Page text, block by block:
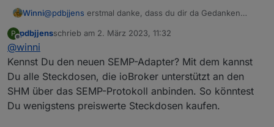
Winni@pdbjjens erstmal danke, dass du dir da Gedanken
Zwischenstecker aus dem Homemanager kommen. Ein
leisten, aber der von dir erwähnte konnte das leider
nicht, ist auch recht bald nicht weiter entwickelt worden.
Ich werde die vorhandenen Zwischenstecker Zug um
Zug durch andere ersetzen. Ich denke was anderes wird
mir garnicht übrig bleiben 😉.
P
Offline
pdbjjensschrieb am 2. März 2023, 11:32
zuletzt editiert von
@winni
Kennst Du den neuen SEMP-Adapter? Mit dem kannst
Du alle Steckdosen, die ioBroker unterstützt an den
SHM über das SEMP-Protokoll anbinden. So könntest
Du wenigstens preiswerte Steckdosen kaufen.